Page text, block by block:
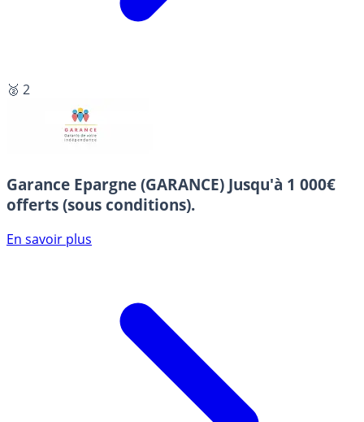
🥈 2
Garance Epargne (GARANCE) Jusqu'à 1 000€
offerts (sous conditions).
En savoir plus